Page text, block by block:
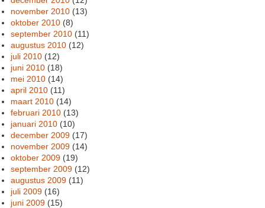
november 2010 (13)
oktober 2010 (8)
september 2010 (11)
augustus 2010 (12)
juli 2010 (12)
juni 2010 (18)
mei 2010 (14)
april 2010 (11)
maart 2010 (14)
februari 2010 (13)
januari 2010 (10)
december 2009 (17)
november 2009 (14)
oktober 2009 (19)
september 2009 (12)
augustus 2009 (11)
juli 2009 (16)
juni 2009 (15)